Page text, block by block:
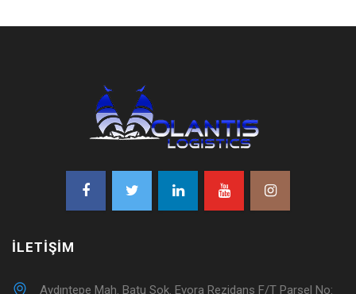
İLETIŞIM
Aydıntepe Mah. Batu Sok. Evora Rezidans F/T Parsel No: